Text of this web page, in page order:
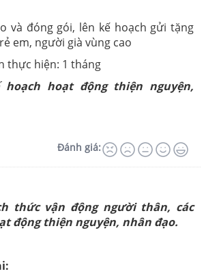
và đóng gói, lên kế hoạch gửi tặng
em, người già vùng cao
thực hiện: 1 tháng
hoạt động thiện nguyện,
Đánh giá:
thức vận động người thân, các
động thiện nguyện, nhân đạo.